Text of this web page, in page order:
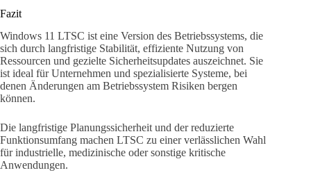
Fazit
Windows 11 LTSC ist eine Version des Betriebssystems, die
sich durch langfristige Stabilität, effiziente Nutzung von
Ressourcen und gezielte Sicherheitsupdates auszeichnet. Sie
ist ideal für Unternehmen und spezialisierte Systeme, bei
denen Änderungen am Betriebssystem Risiken bergen
können.
Die langfristige Planungssicherheit und der reduzierte
Funktionsumfang machen LTSC zu einer verlässlichen Wahl
für industrielle, medizinische oder sonstige kritische
Anwendungen.